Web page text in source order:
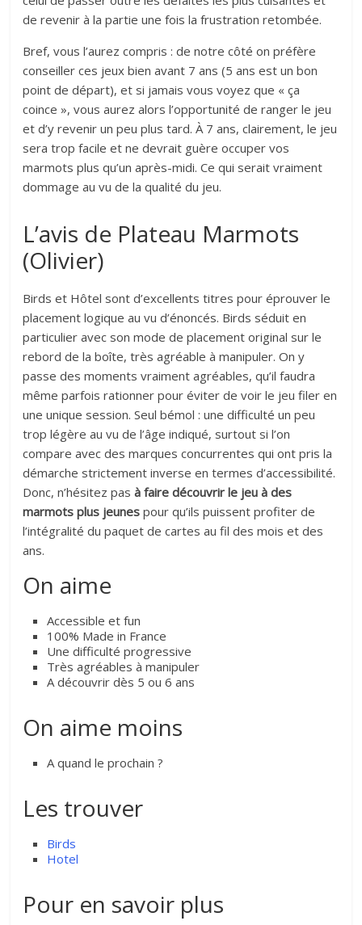
de revenir à la partie une fois la frustration retombée.
Bref, vous l’aurez compris : de notre côté on préfère
conseiller ces jeux bien avant 7 ans (5 ans est un bon
point de départ), et si jamais vous voyez que « ça
coince », vous aurez alors l’opportunité de ranger le jeu
et d’y revenir un peu plus tard. À 7 ans, clairement, le jeu
sera trop facile et ne devrait guère occuper vos
marmots plus qu’un après-midi. Ce qui serait vraiment
dommage au vu de la qualité du jeu.
L’avis de Plateau Marmots
(Olivier)
Birds et Hôtel sont d’excellents titres pour éprouver le
placement logique au vu d’énoncés. Birds séduit en
particulier avec son mode de placement original sur le
rebord de la boîte, très agréable à manipuler. On y
passe des moments vraiment agréables, qu’il faudra
même parfois rationner pour éviter de voir le jeu filer en
une unique session. Seul bémol : une difficulté un peu
trop légère au vu de l’âge indiqué, surtout si l’on
compare avec des marques concurrentes qui ont pris la
démarche strictement inverse en termes d’accessibilité.
Donc, n’hésitez pas à faire découvrir le jeu à des
marmots plus jeunes pour qu’ils puissent profiter de
l’intégralité du paquet de cartes au fil des mois et des
ans.
On aime
Accessible et fun
100% Made in France
Une difficulté progressive
Très agréables à manipuler
A découvrir dès 5 ou 6 ans
On aime moins
A quand le prochain ?
Les trouver
Birds
Hotel
Pour en savoir plus